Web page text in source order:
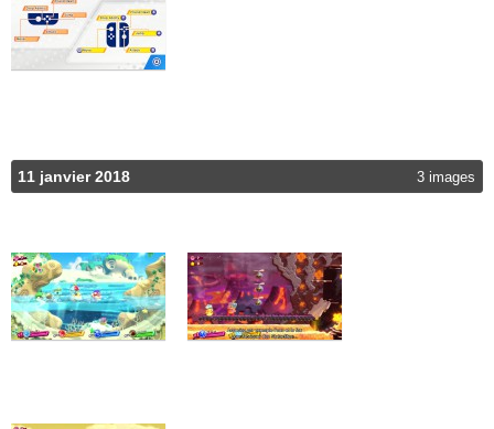
11 janvier 2018 3 images